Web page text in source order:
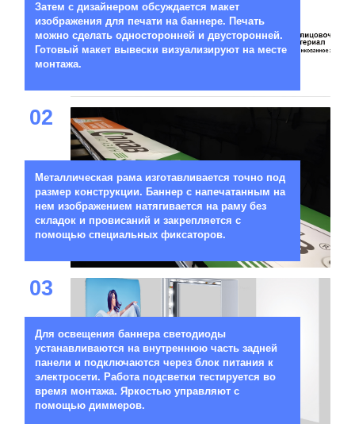
Затем с дизайнером обсуждается макет
изображения для печати на баннере. Печать
можно сделать односторонней и двусторонней.
Готовый макет вывески визуализируют на месте
монтажа.
02
Металлическая рама изготавливается точно под
размер конструкции. Баннер с напечатанным на
нем изображением натягивается на раму без
складок и провисаний и закрепляется с
помощью специальных фиксаторов.
03
Для освещения баннера светодиоды
устанавливаются на внутреннюю часть задней
панели и подключаются через блок питания к
электросети. Работа подсветки тестируется во
время монтажа. Яркостью управляют с
помощью диммеров.